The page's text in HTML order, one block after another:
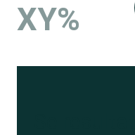
XY%